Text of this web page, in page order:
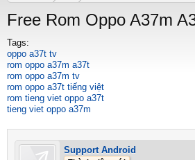
Free Rom Oppo A37m
Tags:
oppo a37t tv
rom oppo a37m a37t
rom oppo a37m tv
rom oppo a37t tiếng việt
rom tieng viet oppo a37t
tieng viet oppo a37m
Support Android